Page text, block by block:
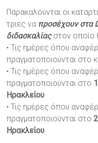
Παρακαλούνται οι
τριες να προσέχουν στα
διδασκαλίαςστον οποίο
•Τις ημέρες όπου
πραγματοποιούνται στο
• Τις ημέρες όπου
πραγματοποιούνται στο
Ηρακλείου
•Τις ημέρες όπου
πραγματοποιούνται στο
Ηρακλείου.